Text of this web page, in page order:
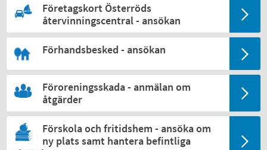
Företagskort Österröds
återvinningscentral - ansökan
Förhandsbesked - ansökan
Föroreningsskada - anmälan om
åtgärder
Förskola och fritidshem - ansöka om
ny plats samt hantera befintliga